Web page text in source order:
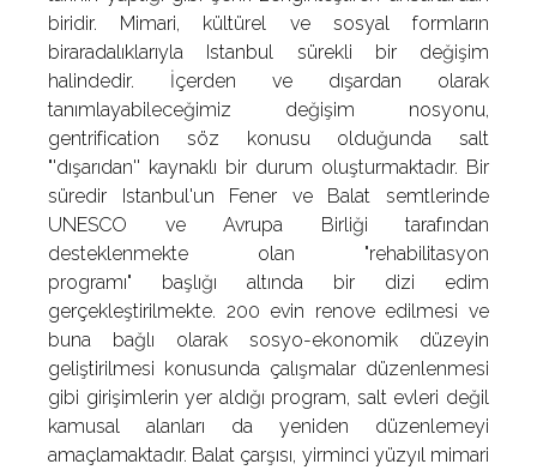
biridir. Mimari, kültürel ve sosyal formların
biraradalıklarıyla Istanbul sürekli bir değişim
halindedir. İçerden ve dışardan olarak
tanımlayabileceğimiz değişim nosyonu,
gentrification söz konusu olduğunda salt
"'dışarıdan'' kaynaklı bir durum oluşturmaktadır. Bir
süredir Istanbul'un Fener ve Balat semtlerinde
UNESCO ve Avrupa Birliği tarafından
desteklenmekte olan "rehabilitasyon
programı" başlığı altında bir dizi edim
gerçekleştirilmekte. 200 evin renove edilmesi ve
buna bağlı olarak sosyo-ekonomik düzeyin
geliştirilmesi konusunda çalışmalar düzenlenmesi
gibi girişimlerin yer aldığı program, salt evleri değil
kamusal alanları da yeniden düzenlemeyi
amaçlamaktadır. Balat çarşısı, yirminci yüzyıl mimari